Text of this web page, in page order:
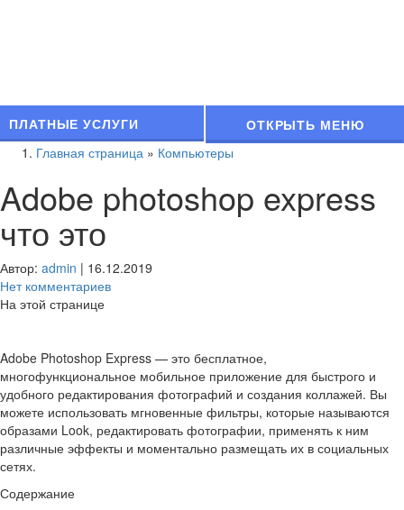
ОТКРЫТЬ МЕНЮ
ПЛАТНЫЕ УСЛУГИ
Главная страница » Компьютеры
Adobe photoshop express
что это
Автор: admin | 16.12.2019
Нет комментариев
На этой странице
Adobe Photoshop Express — это бесплатное,
многофункциональное мобильное приложение для быстрого и
удобного редактирования фотографий и создания коллажей. Вы
можете использовать мгновенные фильтры, которые называются
образами Look, редактировать фотографии, применять к ним
различные эффекты и моментально размещать их в социальных
сетях.
Содержание